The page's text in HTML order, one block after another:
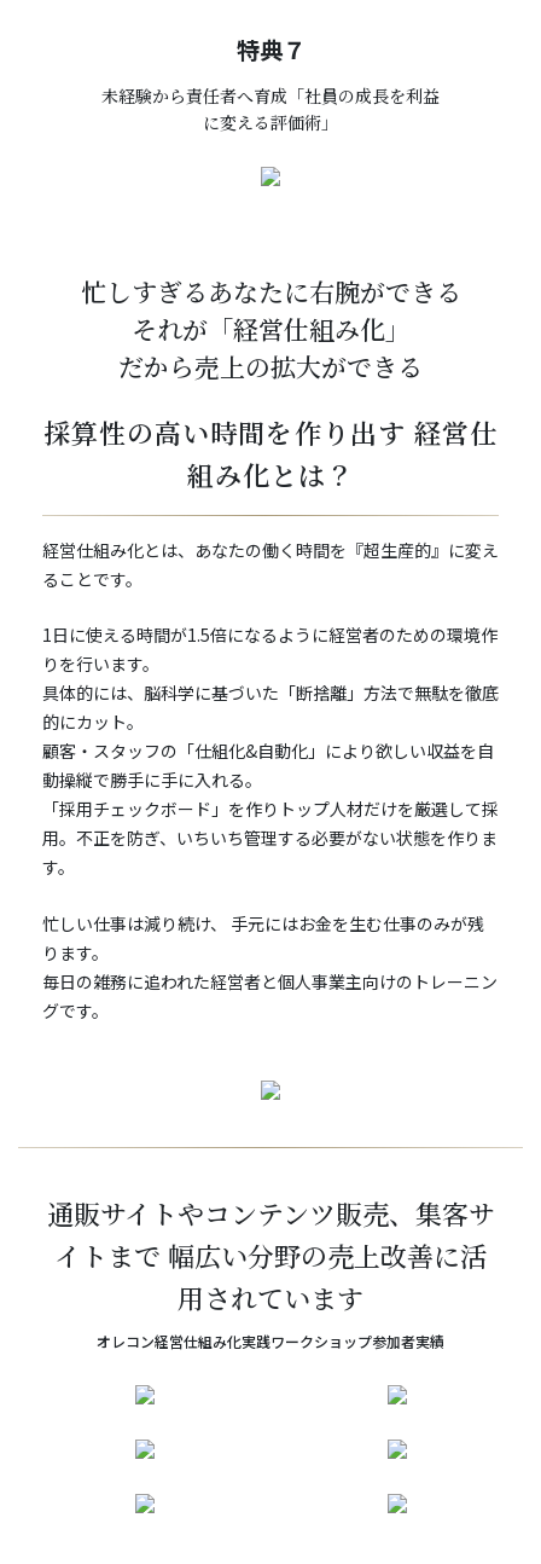
特典７
未経験から責任者へ育成「社員の成長を利益
に変える評価術」
忙しすぎるあなたに右腕ができる
それが「経営仕組み化」
だから売上の拡大ができる
採算性の高い時間を作り出す 経営仕
組み化とは？
経営仕組み化とは、あなたの働く時間を『超生産的』に変え
ることです。
1日に使える時間が1.5倍になるように経営者のための環境作
りを行います。
具体的には、脳科学に基づいた「断捨離」方法で無駄を徹底
的にカット。
顧客・スタッフの「仕組化&自動化」により欲しい収益を自
動操縦で勝手に手に入れる。
「採用チェックボード」を作りトップ人材だけを厳選して採
用。不正を防ぎ、いちいち管理する必要がない状態を作りま
す。
忙しい仕事は減り続け、 手元にはお金を生む仕事のみが残
ります。
毎日の雑務に追われた経営者と個人事業主向けのトレーニン
グです。
通販サイトやコンテンツ販売、集客サ
イトまで 幅広い分野の売上改善に活
用されています
オレコン経営仕組み化実践ワークショップ参加者実績